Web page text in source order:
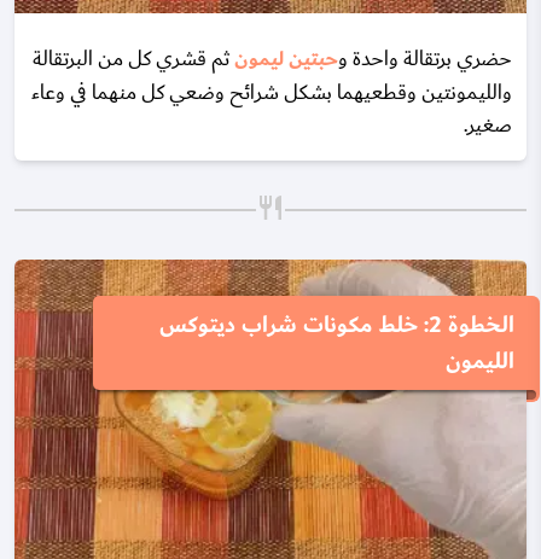
حضري برتقالة واحدة وحبتين ليمونثم قشري كل من البرتقالة
والليمونتين وقطعيهما بشكل شرائح وضعي كل منهما في وعاء
صغير.
الخطوة 2: خلط مكونات شراب ديتوكس
الليمون